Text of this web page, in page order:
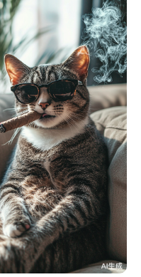
山外青山楼外楼 89